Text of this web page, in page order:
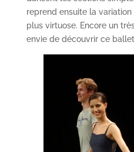
reprend ensuite la variation
plus virtuose. Encore un
envie de découvrir ce